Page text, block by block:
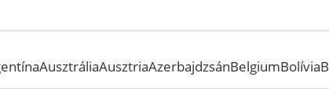
AusztráliaAusztriaAzerbajdzsánBelgiumBolívia